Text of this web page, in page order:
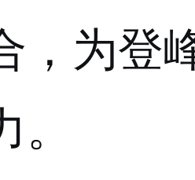
，为登